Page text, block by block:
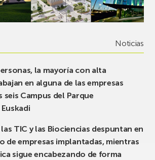
Noticias
la mayoría con alta
en alguna de las empresas
seis Campus del Parque
TIC y las Biociencias despuntan en
de empresas implantadas, mientras
sigue encabezando de forma